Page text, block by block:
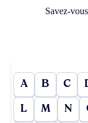
Savez-
A B C
L M N